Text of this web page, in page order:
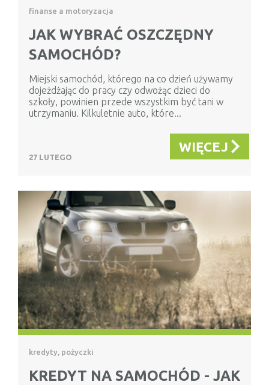
finanse a motoryzacja
JAK WYBRAĆ OSZCZĘDNY
SAMOCHÓD?
Miejski samochód, którego na co dzień używamy
dojeżdżając do pracy czy odwożąc dzieci do
szkoły, powinien przede wszystkim być tani w
utrzymaniu. Kilkuletnie auto, które...
27 LUTEGO
WIĘCEJ
kredyty, pożyczki
KREDYT NA SAMOCHÓD - JAK